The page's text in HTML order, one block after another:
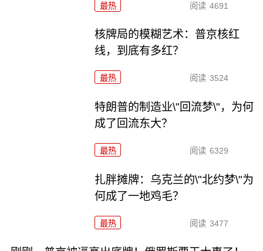
最热 阅读 4691
核牌局的模糊艺术：普京核红
线，到底有多红？
最热 阅读 3524
特朗普的制造业\"回流梦\"，为何
成了回流东大？
最热 阅读 6329
扎胖摊牌：乌克兰的\"北约梦\"为
何成了一地鸡毛？
最热 阅读 3477